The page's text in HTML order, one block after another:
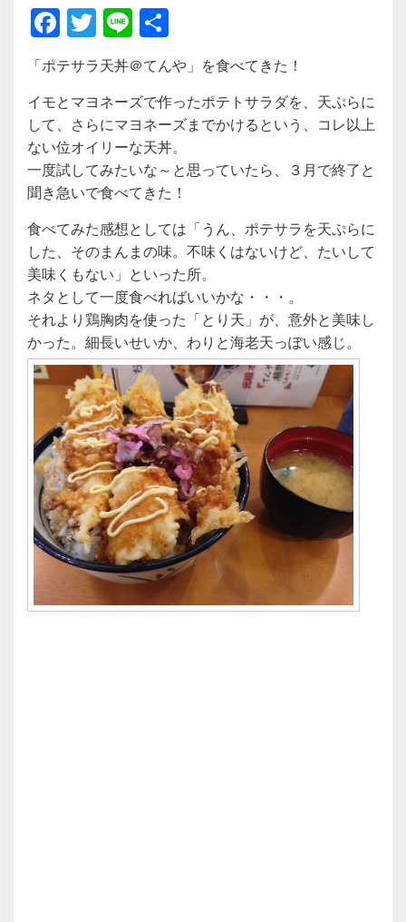
F
a
c
e
b
o
o
k
T
wi
tt
er
Li
n
e
有
「ポテサラ天丼＠てんや」を食べてきた！
イモとマヨネーズで作ったポテトサラダを、天ぷらに
して、さらにマヨネーズまでかけるという、コレ以上
ない位オイリーな天丼。
一度試してみたいな～と思っていたら、３月で終了と
聞き急いで食べてきた！
食べてみた感想としては「うん、ポテサラを天ぷらに
した、そのまんまの味。不味くはないけど、たいして
美味くもない」といった所。
ネタとして一度食べればいいかな・・・。
それより鶏胸肉を使った「とり天」が、意外と美味し
かった。細長いせいか、わりと海老天っぽい感じ。